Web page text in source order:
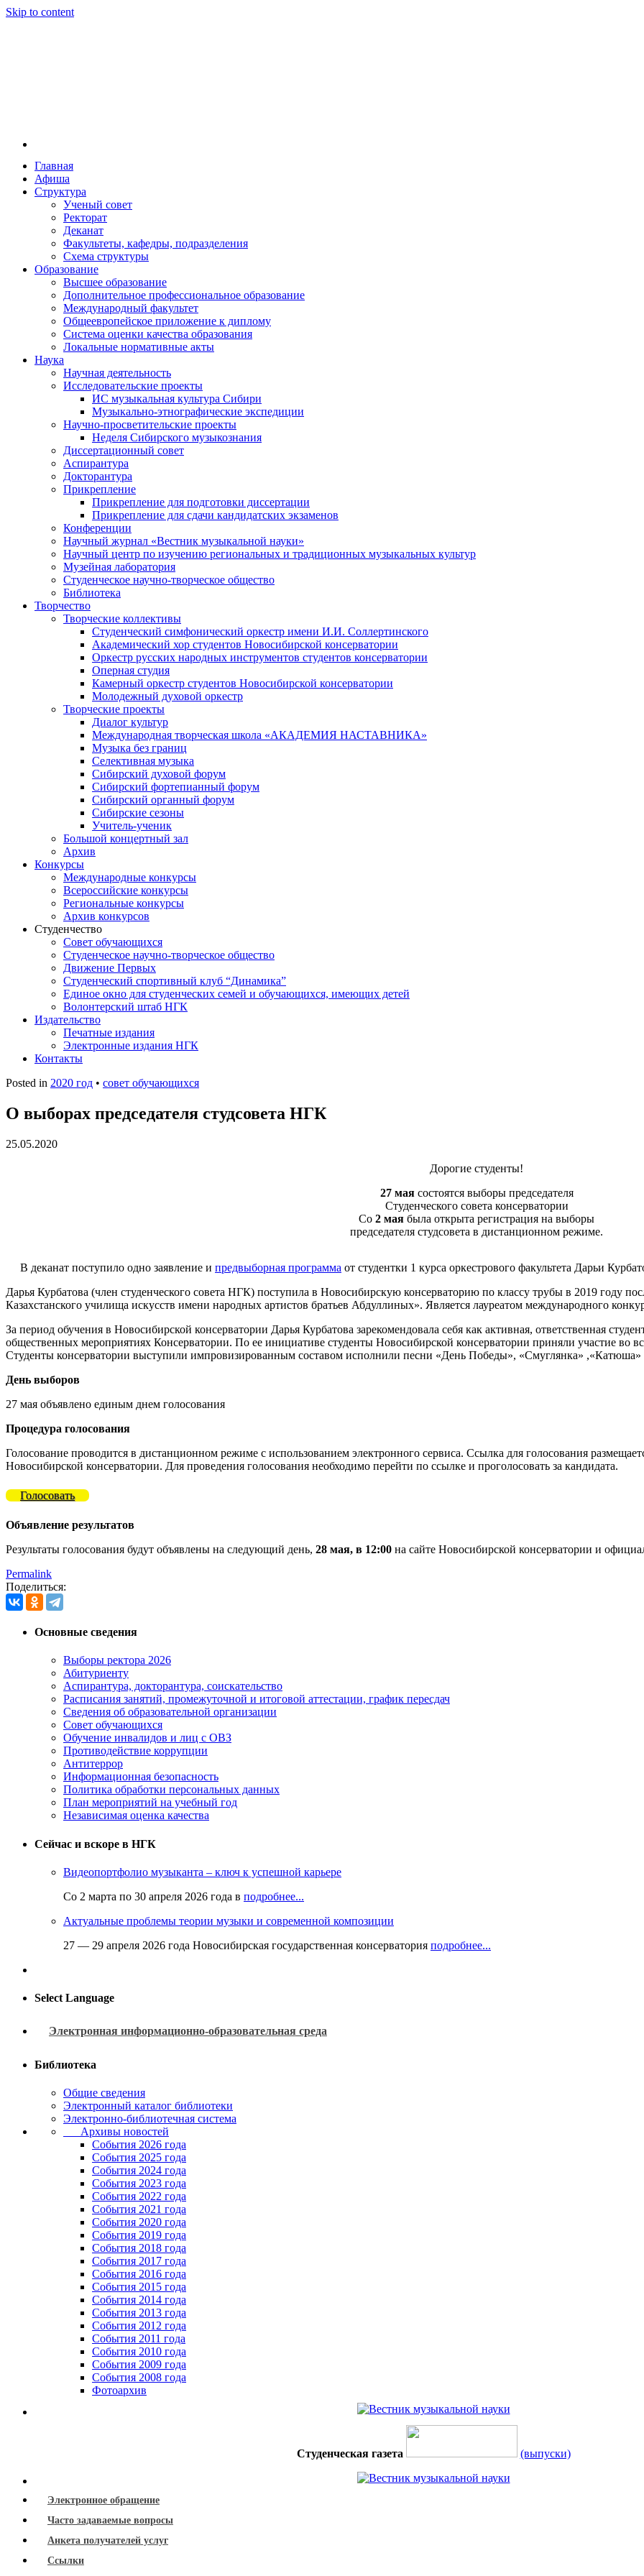
Skip to content
Новосибирская государственная консерватория имени М. И. Глинки
Новосибирская государственная консерватория имени М. И. Глинки — высшее музыкальное
году распоряжением совмина РСФСР и указом министерства культуры РСФСР, консерватория
заведением в Сибири[2] и до сих пор остаётся единственным за пределами европейской части
Глинки.
Главная
Афиша
Структура
Ученый совет
Ректорат
Деканат
Факультеты, кафедры, подразделения
Схема структуры
Образование
Высшее образование
Дополнительное профессиональное образование
Международный факультет
Общеевропейское приложение к диплому
Система оценки качества образования
Локальные нормативные акты
Наука
Научная деятельность
Исследовательские проекты
ИС музыкальная культура Сибири
Музыкально-этнографические экспедиции
Научно-просветительские проекты
Неделя Сибирского музыкознания
Диссертационный совет
Аспирантура
Докторантура
Прикрепление
Прикрепление для подготовки диссертации
Прикрепление для сдачи кандидатских экзаменов
Конференции
Научный журнал «Вестник музыкальной науки»
Научный центр по изучению региональных и традиционных музыкальных культур
Музейная лаборатория
Студенческое научно-творческое общество
Библиотека
Творчество
Творческие коллективы
Студенческий симфонический оркестр имени И.И. Соллертинского
Академический хор студентов Новосибирской консерватории
Оркестр русских народных инструментов студентов консерватории
Оперная студия
Камерный оркестр студентов Новосибирской консерватории
Молодежный духовой оркестр
Творческие проекты
Диалог культур
Международная творческая школа «АКАДЕМИЯ НАСТАВНИКА»
Музыка без границ
Селективная музыка
Сибирский духовой форум
Сибирский фортепианный форум
Сибирский органный форум
Сибирские сезоны
Учитель-ученик
Большой концертный зал
Архив
Конкурсы
Международные конкурсы
Всероссийские конкурсы
Региональные конкурсы
Архив конкурсов
Студенчество
Совет обучающихся
Студенческое научно-творческое общество
Движение Первых
Студенческий спортивный клуб “Динамика”
Единое окно для студенческих семей и обучающихся, имеющих детей
Волонтерский штаб НГК
Издательство
Печатные издания
Электронные издания НГК
Контакты
Posted in 2020 год • совет обучающихся
О выборах председателя студсовета НГК
25.05.2020
Дорогие студенты!
27 маясостоятся выборы председателя
Студенческого совета консерватории
Со 2 мая была открыта регистрация на выборы
председателя студсовета в дистанционном режиме.
В деканат поступило одно заявление и предвыборная программа от студентки 1 курса оркестрового факультета Дарьи
Дарья Курбатова (член студенческого совета НГК) поступила в Новосибирскую консерваторию по классу трубы в 2019 году
Казахстанского училища искусств имени народных артистов братьев Абдуллиных». Является лауреатом международного
За период обучения в Новосибирской консерватории Дарья Курбатова зарекомендовала себя как активная, ответственная
общественных мероприятиях Консерватории. По ее инициативе студенты Новосибирской консерватории приняли участие во
Студенты консерватории выступили импровизированным составом исполнили песни «День Победы», «Смуглянка» ,«Катюша»
День выборов
27 мая объявлено единым днем голосования
Процедура голосования
Голосование проводится в дистанционном режиме с использованием электронного сервиса. Ссылка для голосования
Новосибирской консерватории. Для проведения голосования необходимо перейти по ссылке и проголосовать за кандидата.
Голосовать
Объявление результатов
Результаты голосования будут объявлены на следующий день, 28 мая, в 12:00 на сайте Новосибирской консерватории и
Permalink
Поделиться:
Основные сведения
Выборы ректора 2026
Абитуриенту
Аспирантура, докторантура, соискательство
Расписания занятий, промежуточной и итоговой аттестации, график пересдач
Сведения об образовательной организации
Совет обучающихся
Обучение инвалидов и лиц с ОВЗ
Противодействие коррупции
Антитеррор
Информационная безопасность
Политика обработки персональных данных
План мероприятий на учебный год
Независимая оценка качества
Сейчас и вскоре в НГК
Видеопортфолио музыканта – ключ к успешной карьере
Со 2 марта по 30 апреля 2026 года в подробнее...
Актуальные проблемы теории музыки и современной композиции
27 — 29 апреля 2026 года Новосибирская государственная консерватория подробнее...
Select Language
Электронная информационно-образовательная среда
Библиотека
Общие сведения
Электронный каталог библиотеки
Электронно-библиотечная система
Архивы новостей
Cобытия 2026 года
События 2025 года
События 2024 года
События 2023 года
Cобытия 2022 года
Cобытия 2021 года
События 2020 года
События 2019 года
События 2018 года
События 2017 года
События 2016 года
События 2015 года
События 2014 года
События 2013 года
События 2012 года
События 2011 года
События 2010 года
События 2009 года
События 2008 года
Фотоархив
Студенческая газета (выпуски)
Электронное обращение
Часто задаваемые вопросы
Анкета получателей услуг
Ссылки